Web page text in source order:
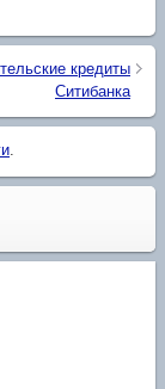
кредиты
Ситибанка